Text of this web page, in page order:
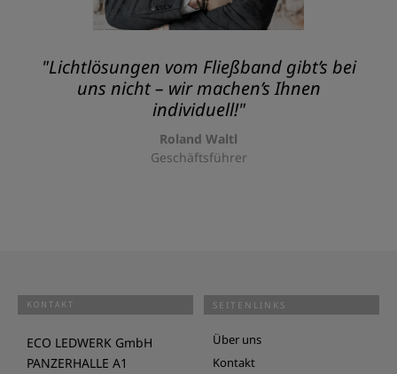
"Lichtlösungen vom Fließband gibt’s bei
uns nicht – wir machen’s Ihnen
individuell!"
Roland Waltl
Geschäftsführer
KONTAKT
ECO LEDWERK GmbH
PANZERHALLE A1
SEITENLINKS
Über uns
Kontakt